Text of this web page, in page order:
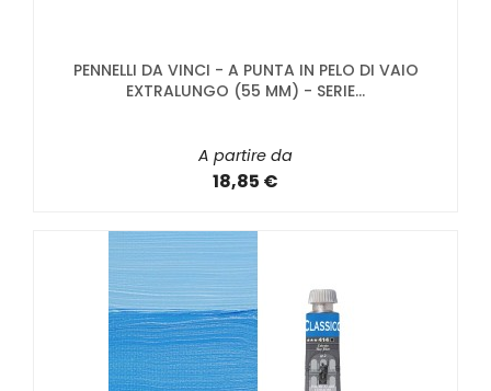
PENNELLI DA VINCI - A PUNTA IN PELO DI VAIO
EXTRALUNGO (55 MM) - SERIE...
A partire da
18,85 €